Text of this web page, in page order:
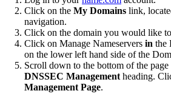
Click on the My Domains link,
navigation.
Click on the domain you would like
Click on Manage Nameservers in the
on the lower left hand side of the
Scroll down to the bottom of the
DNSSEC Management heading.
Management Page.